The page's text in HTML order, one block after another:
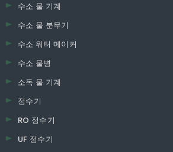
수소 물 기계
수소 물 분무기
수소 워터 메이커
수소 물병
소독 물 기계
정수기
RO 정수기
UF 정수기